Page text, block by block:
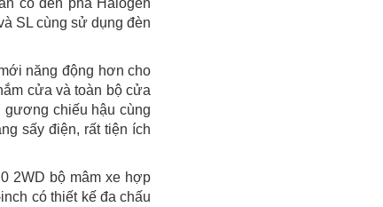
có đèn pha Halogen
SL cùng sử dụng đèn
năng động hơn cho
cửa và toàn bộ cửa
gương chiếu hậu cùng
sấy điện, rất tiện ích
2WD bộ mâm xe hợp
có thiết kế đa chấu